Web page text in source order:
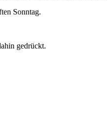
Sonntag.
gedrückt.